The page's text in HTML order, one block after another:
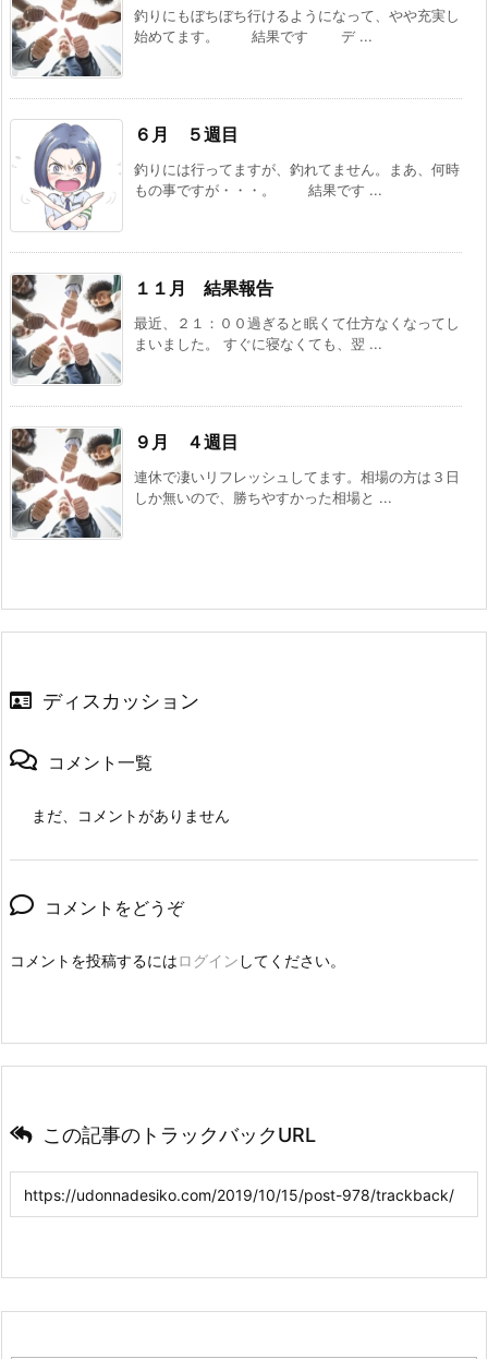
釣りにもぼちぼち行けるようになって、やや充実し
始めてます。 結果です デ ...
６月 ５週目
釣りには行ってますが、釣れてません。まあ、何時
もの事ですが・・・。 結果です ...
１１月 結果報告
最近、２１：００過ぎると眠くて仕方なくなってし
まいました。 すぐに寝なくても、翌 ...
９月 ４週目
連休で凄いリフレッシュしてます。相場の方は３日
しか無いので、勝ちやすかった相場と ...
ディスカッション
コメント一覧
まだ、コメントがありません
コメントをどうぞ
コメントを投稿するにはログイン してください。
この記事のトラックバックURL